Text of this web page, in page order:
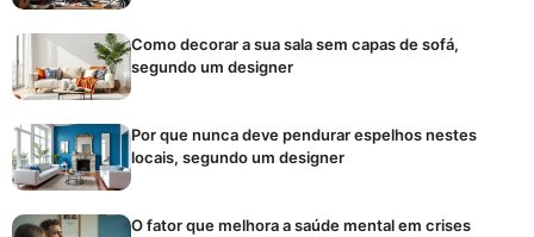
Como decorar a sua sala sem capas de sofá,
segundo um designer
Por que nunca deve pendurar espelhos nestes
locais, segundo um designer
O fator que melhora a saúde mental em crises